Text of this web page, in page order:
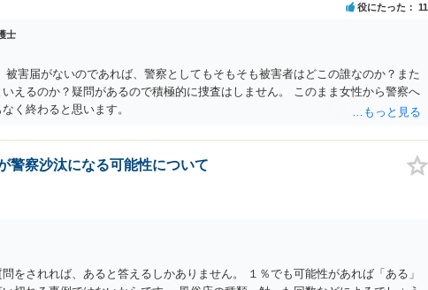
役にたった 11
士
被害届がないのであれば、警察としてもそもそも被害者はどこの誰なのか？また
えるのか？疑問があるので積極的に捜査はしません。 このまま女性から警察へ
く終わると思います。
警察沙汰になる可能性について
をされれば、あると答えるしかありません。 １％でも可能性があれば「ある」